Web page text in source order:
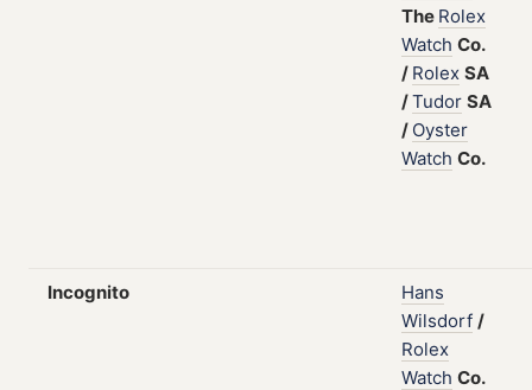
The Rolex
Watch Co.
/ Rolex SA
/Tudor SA
/ Oyster
Watch Co.
Incognito
Hans
Wilsdorf /
Rolex
Watch Co.